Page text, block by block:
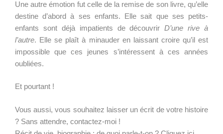
Une autre émotion fut celle de la remise de son livre, qu’elle
destine d’abord à ses enfants. Elle sait que ses petits-
enfants sont déjà impatients de découvrirD’une rive à
l’autre. Elle se plaît à minauder en laissant croire qu’il est
impossible que ces jeunes s’intéressent à ces années
oubliées.
Et pourtant !
Vous aussi, vous souhaitez laisser un écrit de votre histoire
? Sans attendre, contactez-moi !